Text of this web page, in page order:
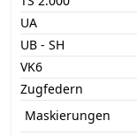
UA
UB - SH
VK6
Zugfedern
Maskierungen